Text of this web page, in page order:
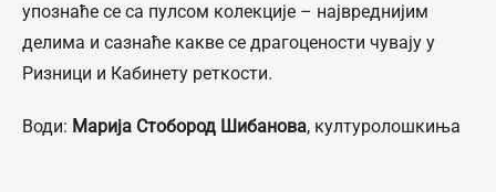
упознаће се са пулсом колекције – највреднијим
делима и сазнаће какве се драгоцености чувају у
Ризници и Кабинету реткости.
Води: Марија Стобород Шибанова, културолошкиња